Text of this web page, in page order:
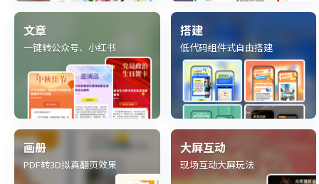
文章
一键转公众号、小红书
搭建
低代码组件式自由搭建
画册
PDF转3D拟真翻页效果
大屏互动
现场互动大屏玩法